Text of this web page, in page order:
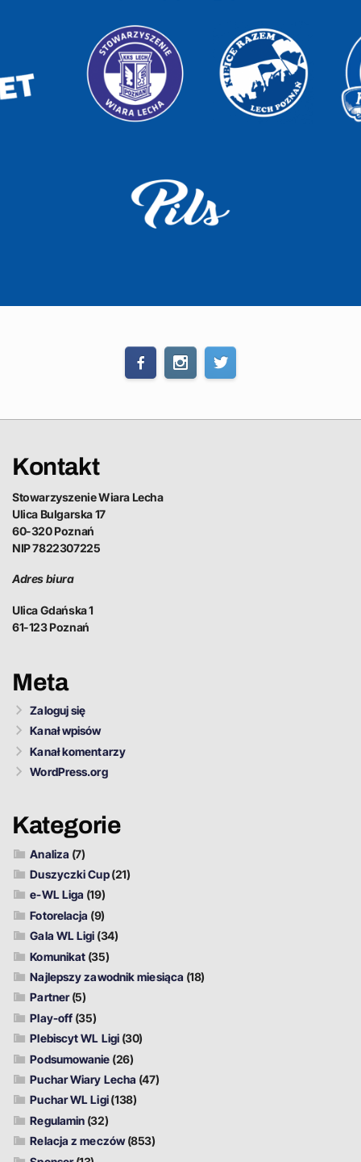
Kontakt
Stowarzyszenie Wiara Lecha
Ulica Bulgarska 17
60-320 Poznań
NIP 7822307225
Adres biura
Ulica Gdańska 1
61-123 Poznań
Meta
Zaloguj się
Kanał wpisów
Kanał komentarzy
WordPress.org
Kategorie
Analiza (7)
Duszyczki Cup(21)
e-WL Liga (19)
Fotorelacja (9)
Gala WL Ligi (34)
Komunikat (35)
Najlepszy zawodnik miesiąca (18)
Partner(5)
Play-off (35)
Plebiscyt WL Ligi (30)
Podsumowanie (26)
Puchar Wiary Lecha (47)
Puchar WL Ligi(138)
Regulamin (32)
Relacja z meczów(853)